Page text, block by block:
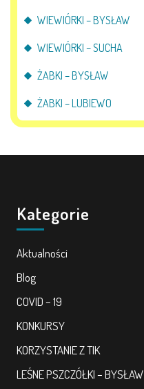
WIEWIÓRKI – BYSŁAW
WIEWIÓRKI – SUCHA
ŻABKI – BYSŁAW
ŻABKI – LUBIEWO
Kategorie
Aktualności
Blog
COVID – 19
KONKURSY
KORZYSTANIE Z TIK
LEŚNE PSZCZÓŁKI – BYSŁAW